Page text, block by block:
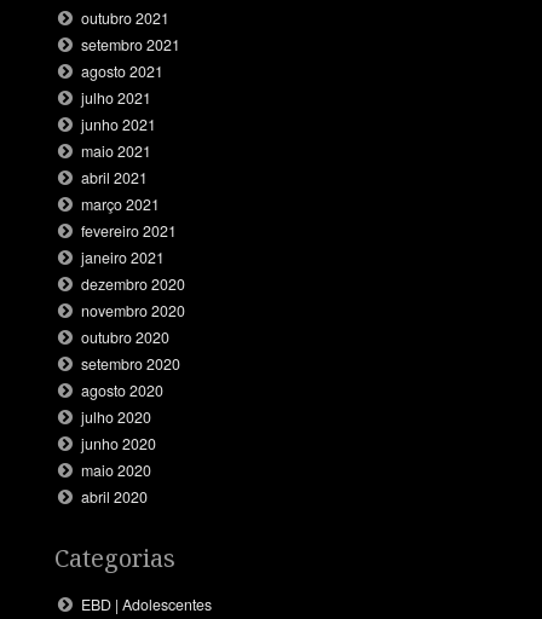
outubro 2021
setembro 2021
agosto 2021
julho 2021
junho 2021
maio 2021
abril 2021
março 2021
fevereiro 2021
janeiro 2021
dezembro 2020
novembro 2020
outubro 2020
setembro 2020
agosto 2020
julho 2020
junho 2020
maio 2020
abril 2020
Categorias
EBD | Adolescentes